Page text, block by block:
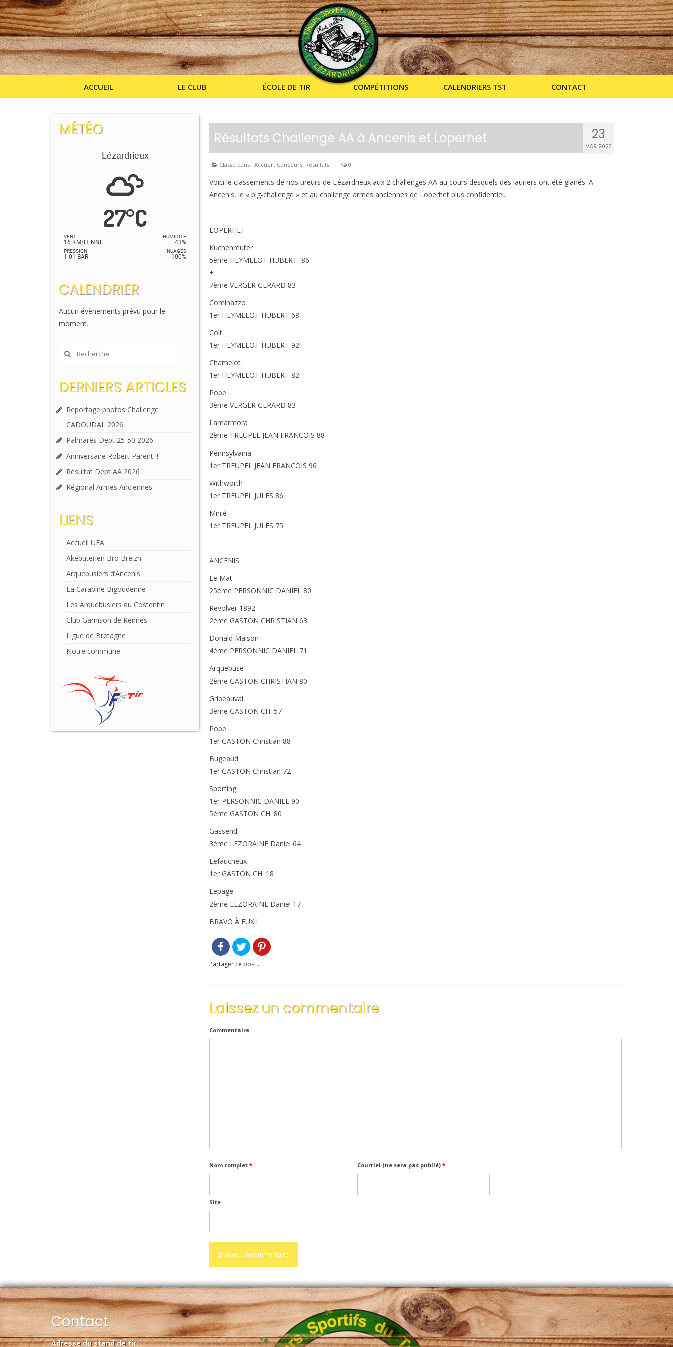
ACCUEIL LE CLUB ÉCOLE DE TIR COMPÉTITIONS CALENDRIERS TST CONTACT
23
MAR 2023
Résultats Challenge AA à Ancenis et Loperhet
Classé dans : Accueil, Concours, Résultats | 0
Voici le classements de nos tireurs de Lézardrieux aux 2 challenges AA au cours desquels des lauriers ont été glanés. A
Ancenis, le « big-challenge » et au challenge armes anciennes de Loperhet plus confidentiel.
LOPERHET
Kuchenreuter
5ème HEYMELOT HUBERT 86
+
7ème VERGER GERARD 83
Cominazzo
1er HEYMELOT HUBERT 68
Colt
1er HEYMELOT HUBERT 92
Chamelot
1er HEYMELOT HUBERT 82
Pope
3ème VERGER GERARD 83
Lamarmora
2ème TREUPEL JEAN FRANCOIS 88
Pennsylvania
1er TREUPEL JEAN FRANCOIS 96
Withworth
1er TREUPEL JULES 86
Minié
1er TREUPEL JULES 75
ANCENIS
Le Mat
25ème PERSONNIC DANIEL 80
Revolver 1892
2ème GASTON CHRISTIAN 63
Donald Malson
4ème PERSONNIC DANIEL 71
Arquebuse
2ème GASTON CHRISTIAN 80
Gribeauval
3ème GASTON CH. 57
Pope
1er GASTON Christian 88
Bugeaud
1er GASTON Christian 72
Sporting
1er PERSONNIC DANIEL 90
5ème GASTON CH. 80
Gassendi
3ème LEZORAINE Daniel 64
Lefaucheux
1er GASTON CH. 18
Lepage
2ème LEZORAINE Daniel 17
BRAVO À EUX !
Partager ce post...
Laissez un commentaire
Commentaire
Nom complet * Courriel (ne sera pas publié) *
Site
MÉTÉO
Lézardrieux
27°C
VENT
16 KM/H, NNE
PRESSION
1.01 BAR
HUMIDITÉ
43%
NUAGES
100%
CALENDRIER
Aucun évènements prévu pour le
moment.
Rechercher
:
DERNIERS ARTICLES
Reportage photos Challenge
CADOUDAL 2026
Palmarès Dept 25-50 2026
Anniversaire Robert Parent !!!
Résultat Dept AA 2026
Régional Armes Anciennes
LIENS
Accueil UFA
Akebuterien Bro Breizh
Arquebusiers d’Ancenis
La Carabine Bigoudenne
Les Arquebusiers du Costentin
Club Garnison de Rennes
Ligue de Bretagne
Notre commune
Contact
Adresse du stand de tir: